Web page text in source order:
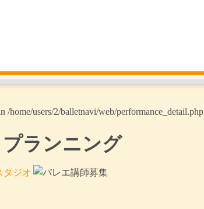
/home/users/2/balletnavi/web/performance_detail.php
ランニング